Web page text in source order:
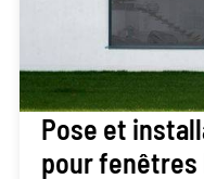
Pose et
pour fenêtres